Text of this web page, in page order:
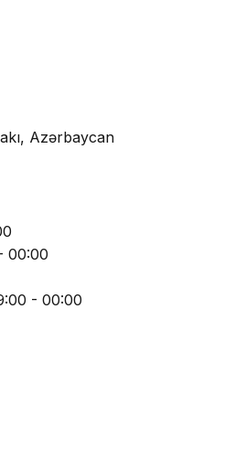
Azərbaycan
00:00
- 00:00